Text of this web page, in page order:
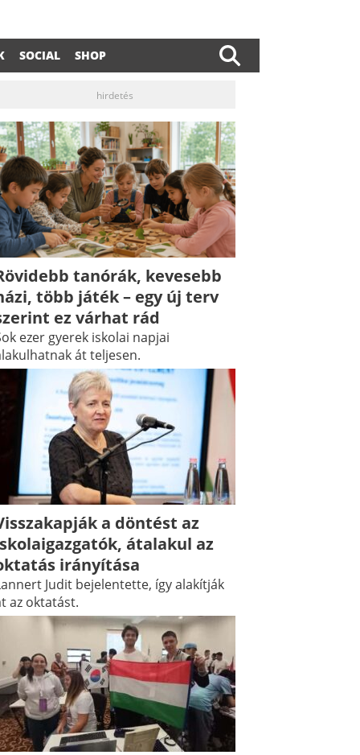
SOCIAL SHOP
hirdetés
tanórák, kevesebb
több játék – egy új terv
ez várhat rád
ezer gyerek iskolai napjai
át teljesen.
a döntést az
átalakul az
irányítása
Judit bejelentette, így alakítják
az oktatást.